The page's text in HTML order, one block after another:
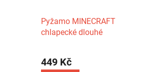
Pyžamo MINECRAFT
chlapecké dlouhé
449 Kč